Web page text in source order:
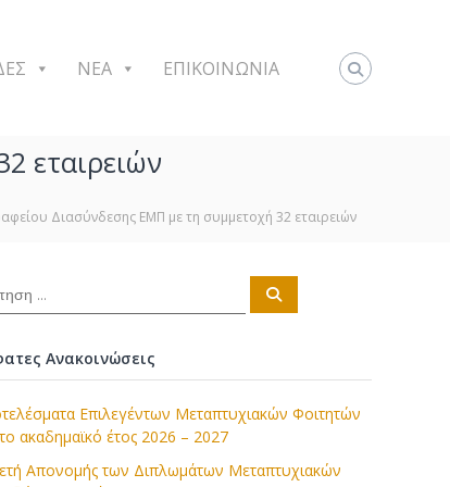
NEA ΕΠΙΚΟΙΝΩΝΙΑ
εταιρειών
Διασύνδεσης ΕΜΠ με τη συμμετοχή 32 εταιρειών
Α
η
η
Ανακοινώσεις
Επιλεγέντων Μεταπτυχιακών Φοιτητών
ακαδημαϊκό έτος 2026 – 2027
Απονομής των Διπλωμάτων Μεταπτυχιακών